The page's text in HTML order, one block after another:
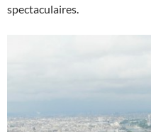
spectaculaires.